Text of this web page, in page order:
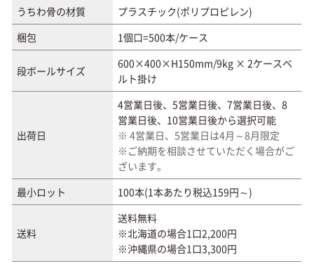
うちわ骨の材質
プラスチック(ポリプロピレン)
梱包
1個口=500本/ケース
段ボールサイズ
600×400×H150mm/9kg × 2ケースベ
ルト掛け
出荷日
4営業日後、5営業日後、7営業日後、8
営業日後、10営業日後から選択可能
※ 4営業日、5営業日は4月～8月限定
※ご納期を相談させていただく場合がご
ざいます。
最小ロット
100本(1本あたり税込159円～)
送料
送料無料
※北海道の場合1口2,200円
※沖縄県の場合1口3,300円